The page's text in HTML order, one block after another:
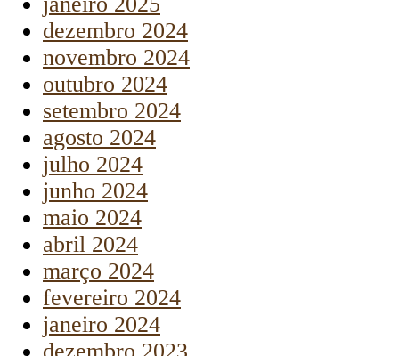
dezembro 2024
novembro 2024
outubro 2024
setembro 2024
agosto 2024
julho 2024
junho 2024
maio 2024
abril 2024
março 2024
fevereiro 2024
janeiro 2024